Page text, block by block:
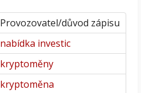
Provozovatel/důvod zápisu
nabídka investic
kryptoměny
kryptoměna